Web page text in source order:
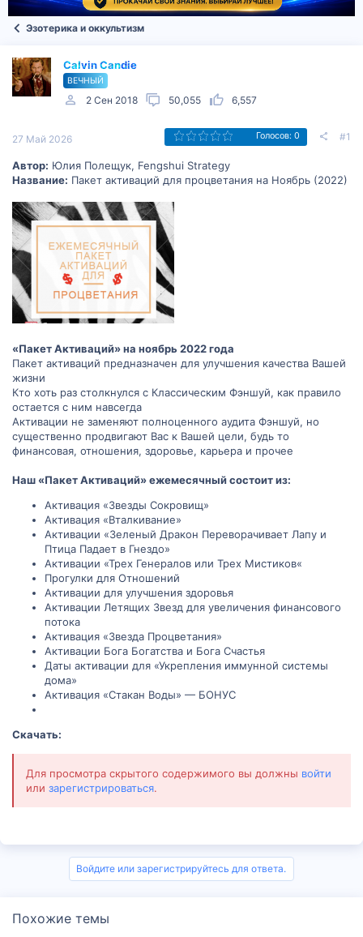
Эзотерика и оккультизм
Calvin Candie
ВЕЧНЫЙ
2 Сен 2018 50,055 6,557
27 Май 2026 Голосов: 0 #1
Автор: Юлия Полещук, Fengshui Strategy
Название: Пакет активаций для процветания на Ноябрь (2022)
«Пакет Активаций» на ноябрь 2022 года
Пакет активаций предназначен для улучшения качества Вашей
жизни
Кто хоть раз столкнулся с Классическим Фэншуй, как правило
остается с ним навсегда
Активации не заменяют полноценного аудита Фэншуй, но
существенно продвигают Вас к Вашей цели, будь то
финансовая, отношения, здоровье, карьера и прочее
Наш «Пакет Активаций» ежемесячный состоит из:
Активация «Звезды Сокровищ»
Активация «Вталкивание»
Активации «Зеленый Дракон Переворачивает Лапу и
Птица Падает в Гнездо»
Активации «Трех Генералов или Трех Мистиков«
Прогулки для Отношений
Активации для улучшения здоровья
Активации Летящих Звезд для увеличения финансового
потока
Активация «Звезда Процветания»
Активации Бога Богатства и Бога Счастья
Даты активации для «Укрепления иммунной системы
дома»
Активация «Стакан Воды» — БОНУС
Скачать:
Для просмотра скрытого содержимого вы должны войти
или зарегистрироваться.
Войдите или зарегистрируйтесь для ответа.
Похожие темы